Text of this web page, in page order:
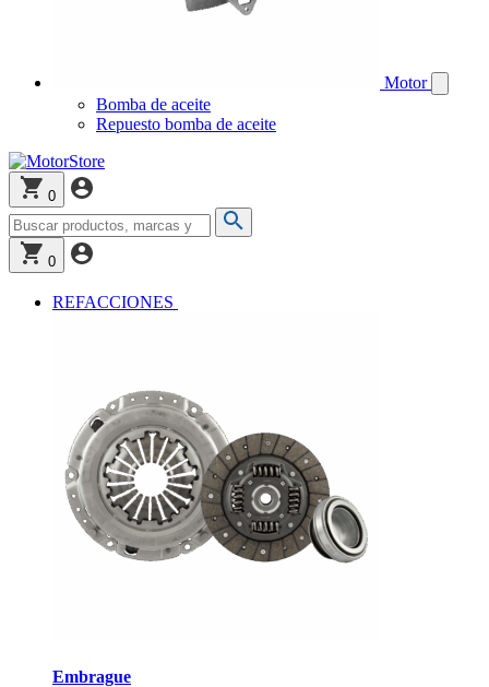
Motor
Bomba de aceite
Repuesto bomba de aceite
0
0
REFACCIONES
Embrague